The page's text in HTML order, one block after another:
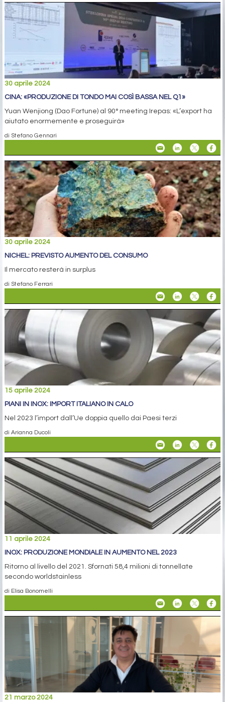
30 aprile 2024
CINA: «PRODUZIONE DI TONDO MAI COSÌ BASSA NEL Q1»
Yuan Wenjiong (Dao Fortune) al 90° meeting Irepas: «L’export ha
aiutato enormemente e proseguirà»
di Stefano Gennari
30 aprile 2024
NICHEL: PREVISTO AUMENTO DEL CONSUMO
Il mercato resterà in surplus
di Stefano Ferrari
15 aprile 2024
PIANI IN INOX: IMPORT ITALIANO IN CALO
Nel 2023 l’import dall’Ue doppia quello dai Paesi terzi
di Arianna Ducoli
11 aprile 2024
INOX: PRODUZIONE MONDIALE IN AUMENTO NEL 2023
Ritorno al livello del 2021. Sfornati 58,4 milioni di tonnellate
secondo worldstainless
di Elisa Bonomelli
21 marzo 2024